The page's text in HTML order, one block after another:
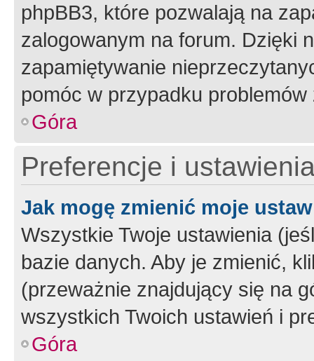
phpBB3, które pozwalają na
zalogowanym na forum. Dzięki
zapamiętywanie
pomóc w przypadku
Góra
Preferencje i
Jak mogę zmienić moje
Wszystkie Twoje ustawienia
bazie danych. Aby je zmienić,
(przeważnie znajdujący się na
wszystkich Twoich ustawień i
Góra